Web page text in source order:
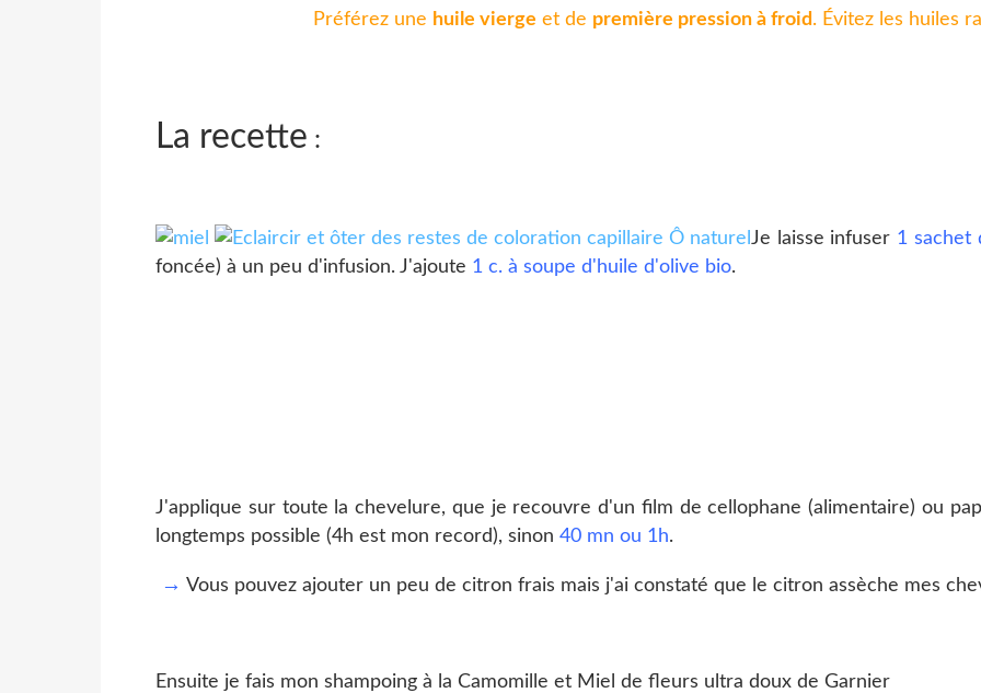
Préférez une huile vierge et de première pression à froid. Évitez les huiles
La recette :
Je laisse infuser 1 sachet
foncée) à un peu d'infusion. J'ajoute 1 c. à soupe d'huile d'olive bio.
J'applique sur toute la chevelure, que je recouvre d'un film de cellophane (alimentaire) ou
longtemps possible (4h est mon record), sinon 40 mn ou 1h.
→ Vous pouvez ajouter un peu de citron frais mais j'ai constaté que le citron assèche mes
Ensuite je fais mon shampoing à la Camomille et Miel de fleurs ultra doux de Garnier